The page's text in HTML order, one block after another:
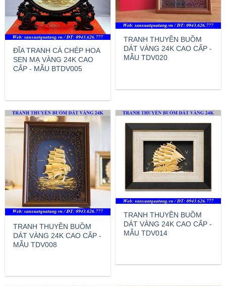
ĐĨA TRANH CÁ CHÉP HOA
SEN MẠ VÀNG 24K CAO
CẤP - MẪU BTDV005
TRANH THUYỀN BUỒM
DÁT VÀNG 24K CAO CẤP -
MẪU TDV020
TRANH THUYỀN BUỒM
DÁT VÀNG 24K CAO CẤP -
MẪU TDV008
TRANH THUYỀN BUỒM
DÁT VÀNG 24K CAO CẤP -
MẪU TDV014